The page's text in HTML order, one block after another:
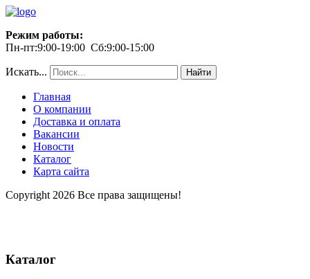
Режим работы:
Пн-пт:9:00-19:00 Сб:9:00-15:00
Искать... Найти
Главная
О компании
Доставка и оплата
Вакансии
Новости
Каталог
Карта сайта
Copyright 2026 Все права защищены!
Каталог